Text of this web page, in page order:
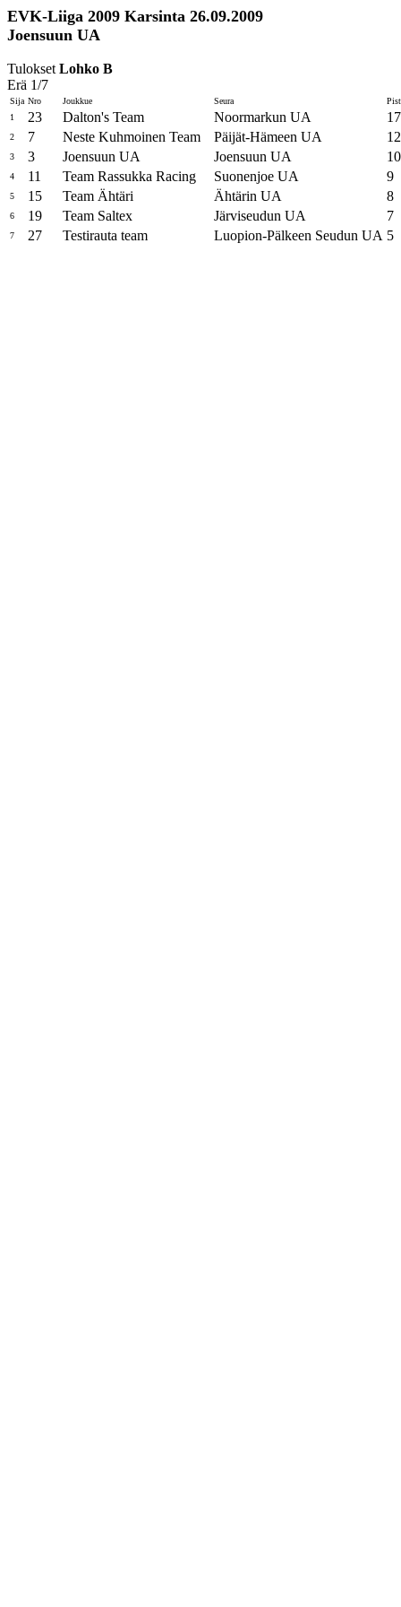
EVK-Liiga 2009 Karsinta 26.09.2009
Joensuun UA
Tulokset Lohko B
Erä 1/7
Sija Nro Joukkue Seura
1
23 Dalton's Team Noormarkun UA 17
2 7 Neste Kuhmoinen Team Päijät-Hämeen UA 12
3 3 Joensuun UA Joensuun UA 10
4 11 Team Rassukka Racing Suonenjoe UA 9
5 15 Team Ähtäri Ähtärin UA 8
6 19 Team Saltex Järviseudun UA 7
7 27 Testirauta team Luopion-Pälkeen Seudun UA 5